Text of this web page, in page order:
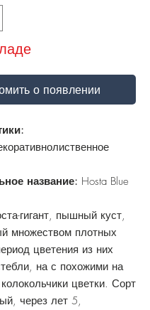
о появлении
название: Hosta Blue
гигант, пышный куст,
множеством плотных
цветения из них
на с похожими на
цветки. Сорт
через лет 5,